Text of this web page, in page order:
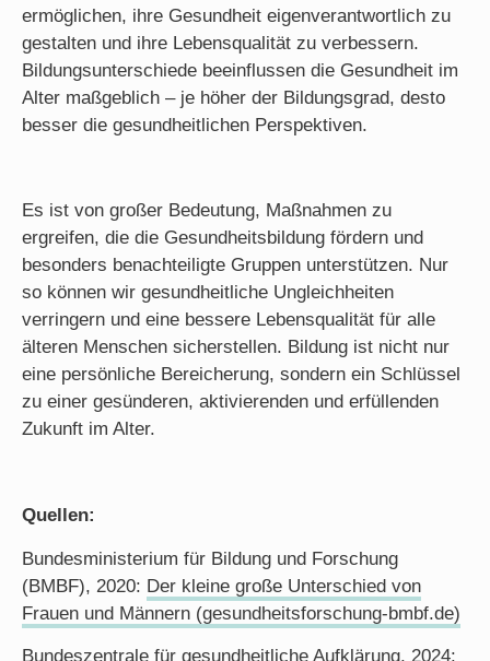
ermöglichen, ihre Gesundheit eigenverantwortlich zu
gestalten und ihre Lebensqualität zu verbessern.
Bildungsunterschiede beeinflussen die Gesundheit im
Alter maßgeblich – je höher der Bildungsgrad, desto
besser die gesundheitlichen Perspektiven.
Es ist von großer Bedeutung, Maßnahmen zu
ergreifen, die die Gesundheitsbildung fördern und
besonders benachteiligte Gruppen unterstützen. Nur
so können wir gesundheitliche Ungleichheiten
verringern und eine bessere Lebensqualität für alle
älteren Menschen sicherstellen. Bildung ist nicht nur
eine persönliche Bereicherung, sondern ein Schlüssel
zu einer gesünderen, aktivierenden und erfüllenden
Zukunft im Alter.
Quellen:
Bundesministerium für Bildung und Forschung
(BMBF), 2020: Der kleine große Unterschied von
Frauen und Männern (gesundheitsforschung-bmbf.de)
Bundeszentrale für gesundheitliche Aufklärung, 2024: